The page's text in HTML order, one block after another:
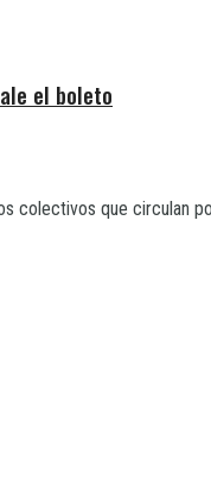
el boleto
colectivos que circulan